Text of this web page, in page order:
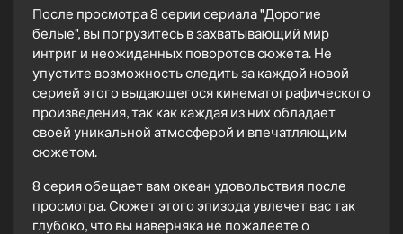
После просмотра 8 серии сериала "Дорогие
белые", вы погрузитесь в захватывающий мир
интриг и неожиданных поворотов сюжета. Не
упустите возможность следить за каждой новой
серией этого выдающегося кинематографического
произведения, так как каждая из них обладает
своей уникальной атмосферой и впечатляющим
сюжетом.
8 серия обещает вам океан удовольствия после
просмотра. Сюжет этого эпизода увлечет вас так
глубоко, что вы наверняка не пожалеете о